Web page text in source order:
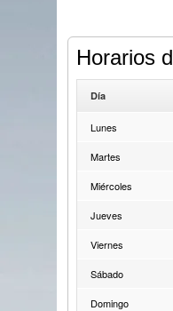
Horarios
Día
Lunes
Martes
Miércoles
Jueves
Viernes
Sábado
Domingo